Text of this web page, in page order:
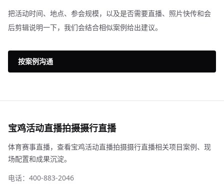
把活动时间、地点、参会规模，以及是否需要直播、照片快传和会
后剪辑说明一下，我们会结合相似案例给出建议。
按案例沟通
宝鸡活动直播拍摄摄行直播
体育赛事直播，查看宝鸡活动直播拍摄摄行直播相关项目案例、现
场配置和成果沉淀。
电话：400-883-2046